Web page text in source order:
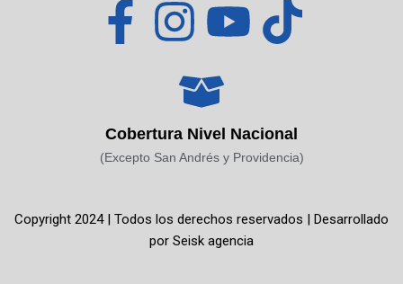
F
e
b
I
n
s
t
a
g
Y
t
b
T
t
o
Cobertura Nivel Nacional
(Excepto San Andrés y Providencia)
Copyright 2024 | Todos los derechos reservados | Desarrollado
por Seisk agencia